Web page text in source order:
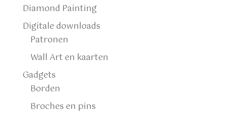
Diamond Painting
Digitale downloads
Patronen
Wall Art en kaarten
Gadgets
Borden
Broches en pins